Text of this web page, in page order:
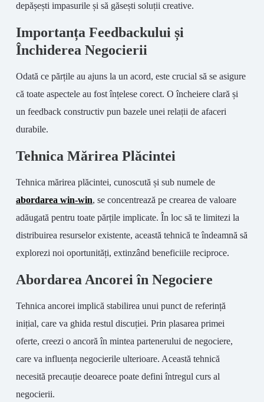
depășești impasurile și să găsești soluții creative.
Importanța Feedbackului și
Închiderea Negocierii
Odată ce părțile au ajuns la un acord, este crucial să se asigure
că toate aspectele au fost înțelese corect. O încheiere clară și
un feedback constructiv pun bazele unei relații de afaceri
durabile.
Tehnica Mărirea Plăcintei
Tehnica mărirea plăcintei, cunoscută și sub numele de
abordarea win-win, se concentrează pe crearea de valoare
adăugată pentru toate părțile implicate. În loc să te limitezi la
distribuirea resurselor existente, această tehnică te îndeamnă să
explorezi noi oportunități, extinzând beneficiile reciproce.
Abordarea Ancorei în Negociere
Tehnica ancorei implică stabilirea unui punct de referință
inițial, care va ghida restul discuției. Prin plasarea primei
oferte, creezi o ancoră în mintea partenerului de negociere,
care va influența negocierile ulterioare. Această tehnică
necesită precauție deoarece poate defini întregul curs al
negocierii.